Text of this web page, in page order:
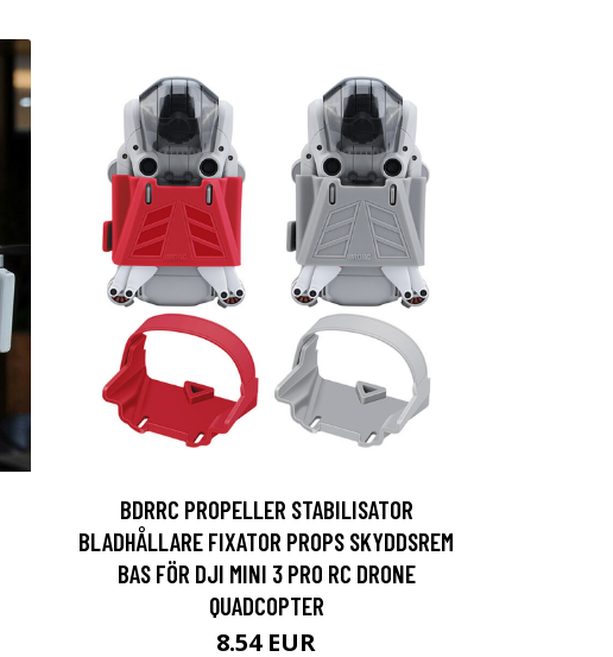
BDRRC PROPELLER STABILISATOR
BLADHÅLLARE FIXATOR PROPS SKYDDSREM
BAS FÖR DJI MINI 3 PRO RC DRONE
QUADCOPTER
8.54 EUR